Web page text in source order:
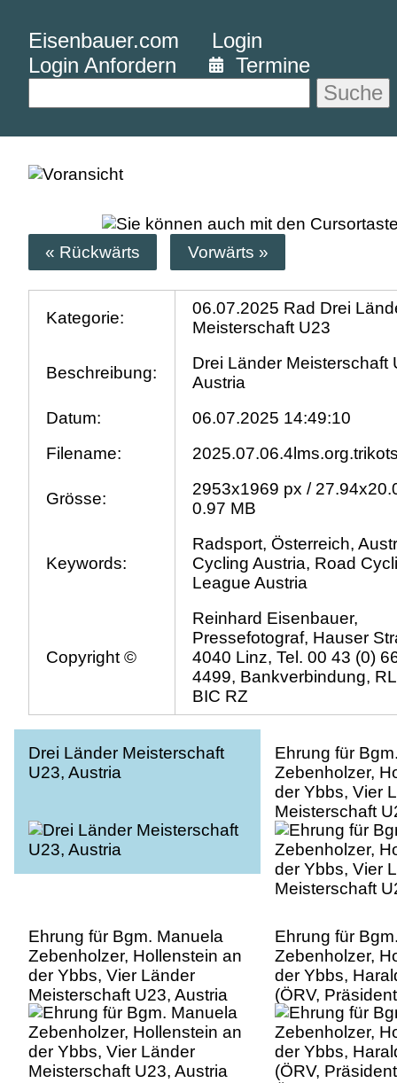
Eisenbauer.com
Login
Login Anfordern
Termine
Suche
« Rückwärts Vorwärts »
Kategorie:
06.07.2025 Rad Drei
Meisterschaft U23
Beschreibung:
Drei Länder Meisterschaft
Austria
Datum:
06.07.2025 14:49:10
Filename:
Grösse:
2953x1969 px /
0.97 MB
Keywords:
Radsport, Österreich,
Cycling Austria, Road
League Austria
Copyright ©
Reinhard Eisenbauer,
Pressefotograf, Hauser
4040 Linz, Tel. 00 43 (0)
4499, Bankverbindung,
BIC RZ
Drei Länder Meisterschaft
U23, Austria
Ehrung für
Zebenholzer,
der Ybbs, Vier
Meisterschaft
Ehrung für Bgm. Manuela
Zebenholzer, Hollenstein an
der Ybbs, Vier Länder
Meisterschaft U23, Austria
Ehrung für
Zebenholzer,
der Ybbs,
(ÖRV, Präsident
Austria), Vier
Meisterschaft